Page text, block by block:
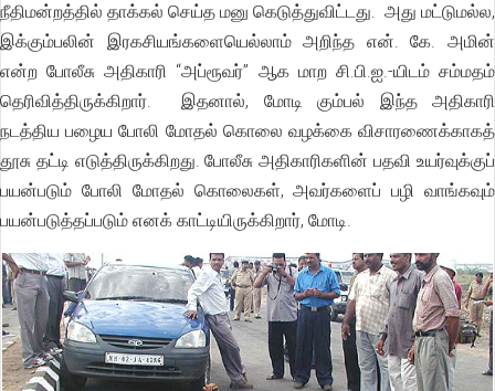
நீதிமன்றத்தில் தாக்கல் செய்த மனு கெடுத்துவிட்டது. அது மட்டுமல்ல,
இக்கும்பலின் இரகசியங்களையெல்லாம் அறிந்த என். கே. அமின்
என்ற போலீசு அதிகாரி “அப்ரூவர்” ஆக மாற சி.பி.ஐ.-யிடம் சம்மதம்
தெரிவித்திருக்கிறார். இதனால், மோடி கும்பல் இந்த அதிகாரி
நடத்திய பழைய போலி மோதல் கொலை வழக்கை விசாரணைக்காகத்
தூசு தட்டி எடுத்திருக்கிறது. போலீசு அதிகாரிகளின் பதவி உயர்வுக்குப்
பயன்படும் போலி மோதல் கொலைகள், அவர்களைப் பழி வாங்கவும்
பயன்படுத்தப்படும் எனக் காட்டியிருக்கிறார், மோடி.